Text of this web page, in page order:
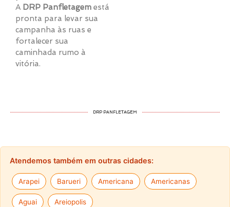
A DRP Panfletagem está
pronta para levar sua
campanha às ruas e
fortalecer sua
caminhada rumo à
vitória.
DRP PANFLETAGEM
Atendemos também em outras cidades:
Arapei Barueri Americana Americanas
Aguai Areiopolis